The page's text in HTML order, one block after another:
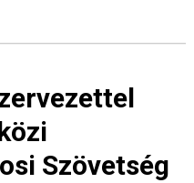
Szövetség